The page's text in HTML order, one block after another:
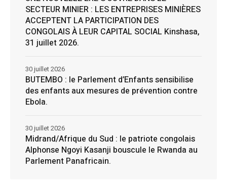
SECTEUR MINIER : LES ENTREPRISES MINIÈRES
ACCEPTENT LA PARTICIPATION DES
CONGOLAIS À LEUR CAPITAL SOCIAL Kinshasa,
31 juillet 2026.
BUTEMBO : le Parlement d’Enfants sensibilise
des enfants aux mesures de prévention contre
Ebola.
30 juillet 2026
Midrand/Afrique du Sud : le patriote congolais
Alphonse Ngoyi Kasanji bouscule le Rwanda au
Parlement Panafricain.
30 juillet 2026